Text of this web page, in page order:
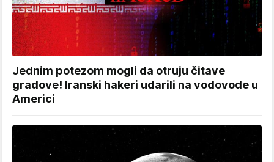
Jednim potezom mogli da otruju čitave
gradove! Iranski hakeri udarili na vodovode u
Americi